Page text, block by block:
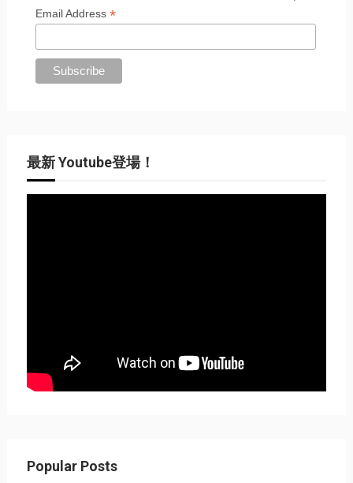
Email Address*
最新 Youtube登場！
Popular Posts